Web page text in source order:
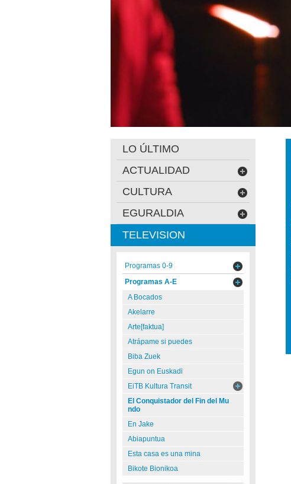
LO ÚLTIMO
ACTUALIDAD
CULTURA
EGURALDIA
TELEVISION
Programas 0-9
Programas A-E
A Bocados
Akelarre
Arte[faktua]
Atrápame si puedes
Biba Zuek
Egun on Euskadi
EiTB Kultura Transit
El Conquistador del Fin del Mu
ndo
En Jake
Abiapuntua
Esta casa es una mina
Bikote Bionikoa